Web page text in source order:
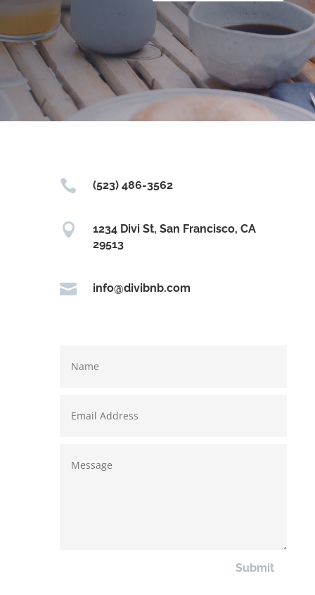
 (523) 486-3562

1234 Divi St, San Francisco, CA
29513
 info@divibnb.com
Submit